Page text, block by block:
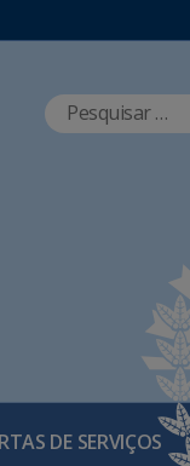
DE SERVIÇOS